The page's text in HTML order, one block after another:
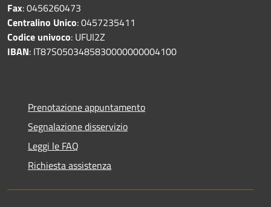
Fax: 0456260473
Centralino Unico: 0457235411
Codice univoco: UFUI2Z
IBAN: IT87S0503485830000000004100
Prenotazione appuntamento
Segnalazione disservizio
Leggi le FAQ
Richiesta assistenza